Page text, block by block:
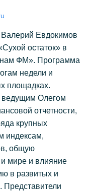
Евдокимов
остаток» в
ФМ». Программа
недели и
площадках.
ведущим Олегом
отчетности,
крупных
индексам,
общую
и мире и влияние
в развитых и
Представители